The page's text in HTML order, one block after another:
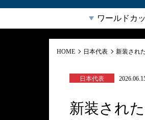
ワールドカ
HOME 日本代表 新装され
日本代表
新装され